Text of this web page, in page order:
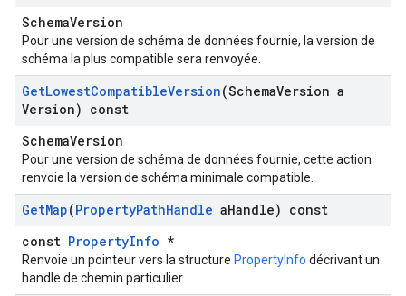
SchemaVersion
Pour une version de schéma de données fournie, la version de
schéma la plus compatible sera renvoyée.
GetLowestCompatibleVersion(SchemaVersion a
Version) const
SchemaVersion
Pour une version de schéma de données fournie, cette action
renvoie la version de schéma minimale compatible.
GetMap(PropertyPathHandle aHandle) const
const PropertyInfo *
Renvoie un pointeur vers la structure PropertyInfo décrivant un
handle de chemin particulier.